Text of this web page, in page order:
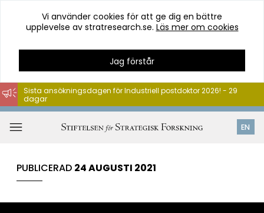
Hoppa
till
innehåll
Vi använder cookies för att ge dig en bättre
upplevelse av stratresearch.se. Läs mer om cookies
Jag förstår
EN
Sista ansökningsdagen för Industriell postdoktor 2026! - 29
dagar
PUBLICERAD 24 AUGUSTI 2021